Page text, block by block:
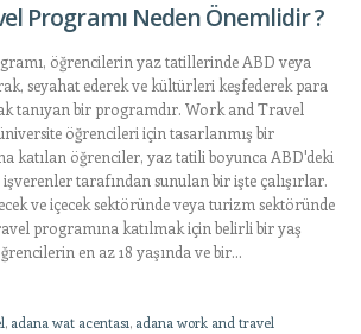
Programı Neden Önemlidir ?
öğrencilerin yaz tatillerinde ABD veya
seyahat ederek ve kültürleri keşfederek para
tanıyan bir programdır. Work and Travel
öğrencileri için tasarlanmış bir
katılan öğrenciler, yaz tatili boyunca ABD'deki
tarafından sunulan bir işte çalışırlar.
ve içecek sektöründe veya turizm sektöründe
programına katılmak için belirli bir yaş
en az 18 yaşında ve bir...
, adana wat acentası, adana work and travel